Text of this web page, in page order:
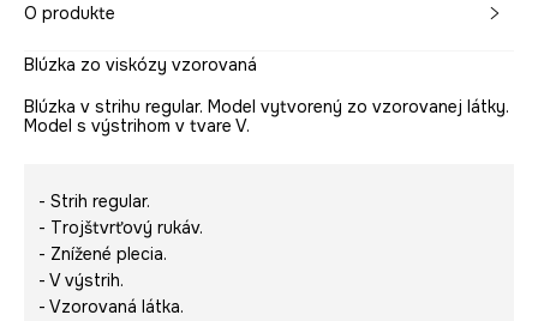
O produkte
Blúzka zo viskózy vzorovaná
Blúzka v strihu regular. Model vytvorený zo vzorovanej látky.
Model s výstrihom v tvare V.
- Strih regular.
- Trojštvrťový rukáv.
- Znížené plecia.
- V výstrih.
- Vzorovaná látka.